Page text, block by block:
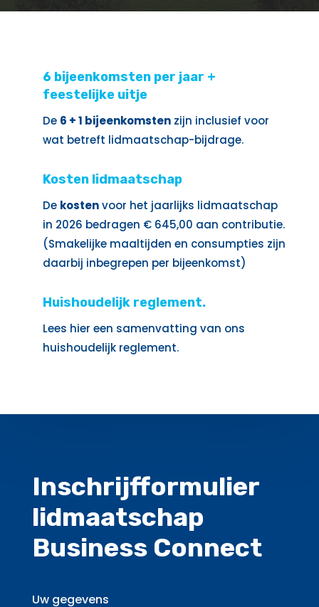
6 bijeenkomsten per jaar +
feestelijke uitje
De 6 + 1 bijeenkomstenzijn inclusief voor
wat betreft lidmaatschap-bijdrage.
Kosten lidmaatschap
De kostenvoor het jaarlijks lidmaatschap
in 2026 bedragen € 645,00 aan contributie.
(Smakelijke maaltijden en consumpties zijn
daarbij inbegrepen per bijeenkomst)
Huishoudelijk reglement.
Lees hier een samenvatting van ons
huishoudelijk reglement.
Inschrijfformulier
lidmaatschap
Business Connect
Uw gegevens